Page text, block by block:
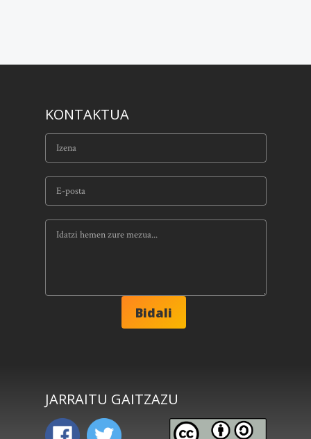
KONTAKTUA
JARRAITU GAITZAZU